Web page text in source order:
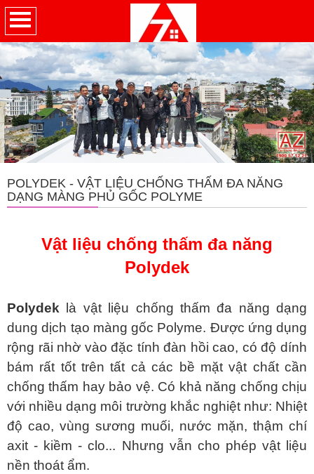
POLYDEK - VẬT LIỆU CHỐNG THẤM ĐA NĂNG
DẠNG MÀNG PHỦ GỐC POLYME
Vật liệu chống thấm đa năng
Polydek
Polydek là vật liệu chống thấm đa năng dạng
dung dịch tạo màng gốc Polyme. Được ứng dụng
rộng rãi nhờ vào đặc tính đàn hồi cao, có độ dính
bám rất tốt trên tất cả các bề mặt vật chất cần
chống thấm hay bảo vệ. Có khả năng chống chịu
với nhiều dạng môi trường khắc nghiệt như: Nhiệt
độ cao, vùng sương muối, nước mặn, thậm chí
axit - kiềm - clo... Nhưng vẫn cho phép vật liệu
nền thoát ẩm.